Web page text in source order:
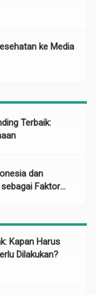
ke Media
Terbaik:
dan
Faktor
Kapan Harus
Dilakukan?